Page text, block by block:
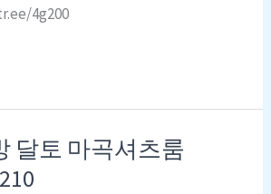
4g200
달토 마곡셔츠룸